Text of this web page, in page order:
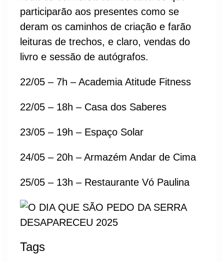
participarão aos presentes como se
deram os caminhos de criação e farão
leituras de trechos, e claro, vendas do
livro e sessão de autógrafos.
22/05 – 7h – Academia Atitude Fitness
22/05 – 18h – Casa dos Saberes
23/05 – 19h – Espaço Solar
24/05 – 20h – Armazém Andar de Cima
25/05 – 13h – Restaurante Vó Paulina
Tags